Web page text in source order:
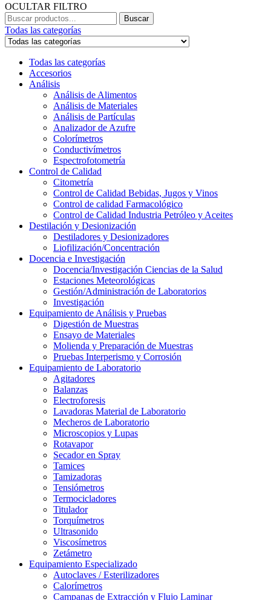
OCULTAR FILTRO
Buscar
Todas las categorías
Todas las categorías
Accesorios
Análisis
Análisis de Alimentos
Análisis de Materiales
Análisis de Partículas
Analizador de Azufre
Colorímetros
Conductivímetros
Espectrofotometría
Control de Calidad
Citometría
Control de Calidad Bebidas, Jugos y Vinos
Control de calidad Farmacológico
Control de Calidad Industria Petróleo y Aceites
Destilación y Desionización
Destiladores y Desionizadores
Liofilización/Concentración
Docencia e Investigación
Docencia/Investigación Ciencias de la Salud
Estaciones Meteorológicas
Gestión/Administración de Laboratorios
Investigación
Equipamiento de Análisis y Pruebas
Digestión de Muestras
Ensayo de Materiales
Molienda y Preparación de Muestras
Pruebas Interperismo y Corrosión
Equipamiento de Laboratorio
Agitadores
Balanzas
Electroforesis
Lavadoras Material de Laboratorio
Mecheros de Laboratorio
Microscopios y Lupas
Rotavapor
Secador en Spray
Tamices
Tamizadoras
Tensiómetros
Termocicladores
Titulador
Torquímetros
Ultrasonido
Viscosímetros
Zetámetro
Equipamiento Especializado
Autoclaves / Esterilizadores
Calorímetros
Campanas de Extracción y Flujo Laminar